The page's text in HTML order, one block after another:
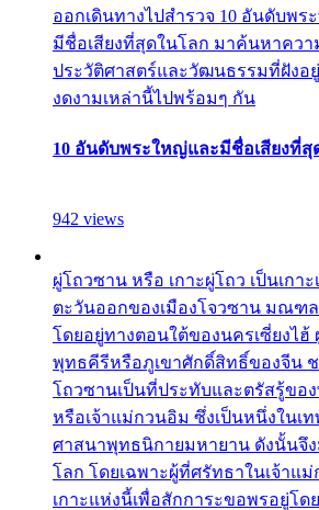
ออกเดินทางไปสำรวจ 10 อันดับพ
มีชื่อเสียงที่สุดในโลก มาค้นหาควา
ประวัติศาสตร์และวัฒนธรรมที่ฝังอ
งดงามเหล่านี้ไปพร้อมๆ กัน
10 อันดับพระใหญ่และมีชื่อเสียงที่สุ
942 views
ผู่โถวซาน หรือ เกาะผู่โถว เป็นเกา
ตะวันออกของเมืองโจวซาน มณฑล
โดยอยู่ทางตอนใต้ของนครเซี่ยงไฮ้
พุทธคีรีหรือภูเขาศักดิ์สิทธิ์ของจีน
โถวซานเป็นที่ประทับและตรัสรู้ขอ
หรือเจ้าแม่กวนอิม ซึ่งเป็นหนึ่งในเ
ศาสนาพุทธนิกายมหายาน ดังนั้นจึ
โลก โดยเฉพาะผู้ที่ศรัทธาในเจ้าแ
เกาะแห่งนี้เพื่อสักการะขอพรอยู่โด